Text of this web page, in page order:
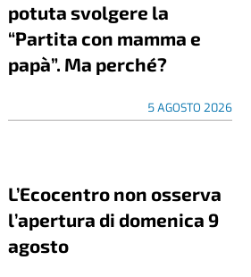
potuta svolgere la
“Partita con mamma e
papà”. Ma perché?
5 AGOSTO 2026
L’Ecocentro non osserva
l’apertura di domenica 9
agosto